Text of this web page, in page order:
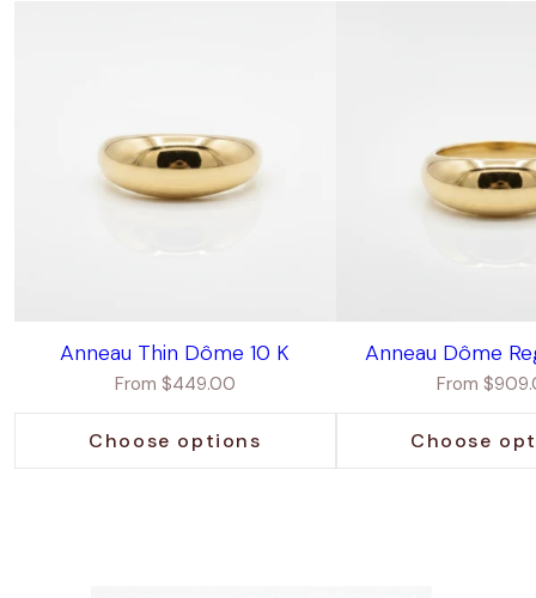
Anneau Thin Dôme 10 K
Regular
From $449.00
Choose options
Anneau Dôme
Regular
From
Choose